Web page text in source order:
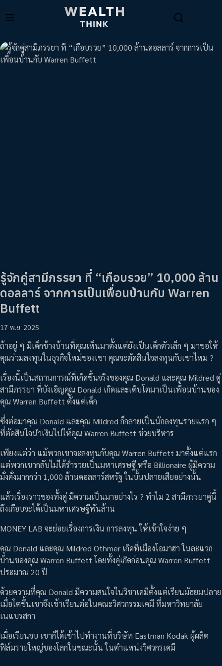
รู้จักคู่สามีภรรยา ที่ “เกือบรวย” 10,000 ล้าน
ดอลลาร์ จากการเป็นเพื่อนบ้านกับ Warren
Buffett
17 พ.ย. 2025
ถ้าอยู่ ๆ มีเด็กข้างบ้านที่คุณเห็นมาตั้งแต่ยังเป็นเด็กตัวเล็ก ๆ มาขอให้
คุณร่วมลงทุนในธุรกิจใหม่ของเขา คุณจะตัดสินใจลงทุนกับเขาไหม ?
เรื่องนี้เป็นสถานการณ์ที่เกิดขึ้นจริงของคุณ Donald และคุณ Mildred คู่
สามีภรรยา ที่บังเอิญคุณ Donald เกิดและเติบโตมาเป็นเพื่อนบ้านของ
คุณ Warren Buffett ตั้งแต่เด็ก
ซึ่งต่อมาคุณ Donald และคุณ Mildred ก็กลายเป็นนักลงทุนรายแรก ๆ
ที่ตัดสินใจนำเงินไปให้คุณ Warren Buffett ช่วยบริหาร
เพียงแต่ว่า แม้พวกเขาจะลงทุนกับคุณ Warren Buffett มาตั้งแต่แรก
แต่พวกเขากลับไม่ได้ร่ำรวยเป็นมหาเศรษฐี หรือ Billionaire ผู้มีความ
มั่งคั่งมากกว่า 1,000 ล้านดอลลาร์สหรัฐ ในบั้นปลายเสียอย่างนั้น
แล้วเรื่องราวของทั้งคู่ มีความเป็นมาอย่างไร ? ทำไม 2 สามีภรรยาคู่นี้
ถึงเกือบจะได้เป็นมหาเศรษฐีพันล้าน
MONEY LAB จะย่อยเรื่องการเงิน การลงทุน ให้เข้าใจง่าย ๆ
คุณ Donald และคุณ Mildred Othmer เกิดที่เมืองโอมาฮา ในละแวก
บ้านของคุณ Warren Buffett โดยทั้งคู่เกิดก่อนคุณ Warren Buffett
ประมาณ 20 ปี
ด้วยความที่คุณ Donald มีความสนใจในวิชาเคมีตั้งแต่เรียนมัธยมปลาย
เมื่อโตขึ้นเขาจึงเข้าเรียนต่อในคณะวิศวกรรมเคมี ที่มหาวิทยาลัย
เนแบรสกา
เมื่อเรียนจบ เขาก็ได้เข้าไปทำงานที่บริษัท Eastman Kodak ผู้ผลิต
ฟิล์มรายใหญ่ของโลกในขณะนั้น ในตำแหน่งวิศวกรเคมี